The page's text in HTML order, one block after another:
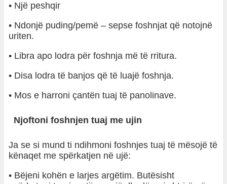
• Një peshqir
• Ndonjë puding/pemë – sepse foshnjat që notojnë
uriten.
• Libra apo lodra për foshnja më të rritura.
• Disa lodra të banjos që të luajë foshnja.
• Mos e harroni çantën tuaj të panolinave.
Njoftoni foshnjen tuaj me ujin
Ja se si mund ti ndihmoni foshnjes tuaj të mësojë të
kënaqet me spërkatjen në ujë:
• Bëjeni kohën e larjes argëtim. Butësisht